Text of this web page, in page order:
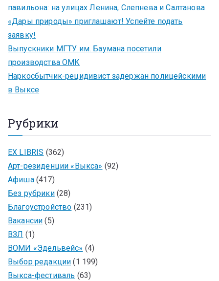
павильона: на улицах Ленина, Слепнева и Салтанова
«Дары природы» приглашают! Успейте подать
заявку!
Выпускники МГТУ им. Баумана посетили
производства ОМК
Наркосбытчик-рецидивист задержан полицейскими
в Выксе
Рубрики
EX LIBRIS (362)
Арт-резиденции «Выкса» (92)
Афиша(417)
Без рубрики(28)
Благоустройство (231)
Вакансии (5)
ВЗЛ (1)
ВОМИ «Эдельвейс» (4)
Выбор редакции (1 199)
Выкса-фестиваль (63)